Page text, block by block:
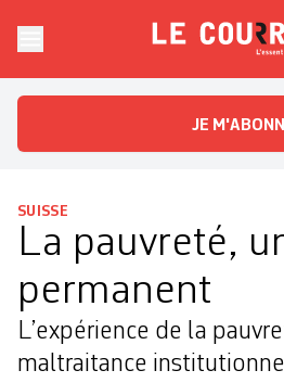
Le
JE
SUISSE
La pauvreté,
permanent
L’expérience de la
maltraitance